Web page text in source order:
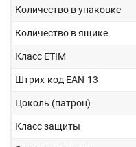
Количество в упаковке
Количество в ящике
Класс ETIM
Штрих-код EAN-13
Цоколь (патрон)
Класс защиты